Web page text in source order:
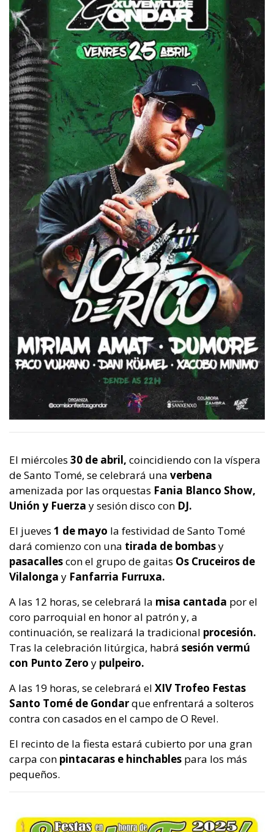
El miércoles 30 de abril, coincidiendo con la víspera
de Santo Tomé, se celebrará una verbena
amenizada por las orquestas Fania Blanco Show,
Unión y Fuerza y sesión disco con DJ.
El jueves 1 de mayo la festividad de Santo Tomé
dará comienzo con una tirada de bombasy
pasacallescon el grupo de gaitas Os Cruceiros de
Vilalonga y Fanfarria Furruxa.
A las 12 horas, se celebrará la misa cantada por el
coro parroquial en honor al patrón y, a
continuación, se realizará la tradicional procesión.
Tras la celebración litúrgica, habrá sesión vermú
con Punto Zero y pulpeiro.
A las 19 horas, se celebrará el XIV Trofeo Festas
Santo Tomé de Gondarque enfrentará a solteros
contra con casados en el campo de O Revel.
El recinto de la fiesta estará cubierto por una gran
carpa con pintacaras e hinchables para los más
pequeños.